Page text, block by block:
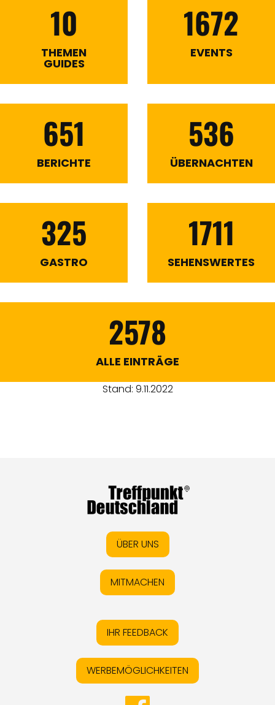
10
THEMEN
GUIDES
1672
EVENTS
651
BERICHTE
536
ÜBERNACHTEN
325
GASTRO
1711
SEHENSWERTES
2578
ALLE EINTRÄGE
Stand: 9.11.2022
ÜBER UNS
MITMACHEN
IHR FEEDBACK
WERBEMÖGLICHKEITEN